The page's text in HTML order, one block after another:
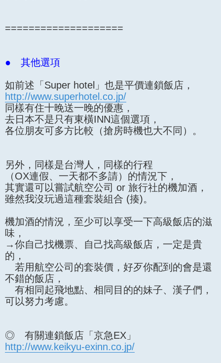
====================
● 其他選項
如前述「Super hotel」也是平價連鎖飯店，
http://www.superhotel.co.jp/
同樣有住十晚送一晚的優惠，
去日本不是只有東橫INN這個選項，
各位朋友可多方比較（搶房時機也大不同）。
另外，同樣是台灣人，同樣的行程
（OX連假、一天都不多請）的情況下，
其實還可以嘗試航空公司 or 旅行社的機加酒，
雖然我沒玩過這種套裝組合 (揍)。
機加酒的情況，至少可以享受一下高級飯店的滋
味，
→你自己找機票、自己找高級飯店，一定是貴
的，
若用航空公司的套裝價，好歹你配到的會是還
不錯的飯店，
有相同起飛地點、相同目的的妹子、漢子們，
可以努力考慮。
◎ 有關連鎖飯店「京急EX」
http://www.keikyu-exinn.co.jp/